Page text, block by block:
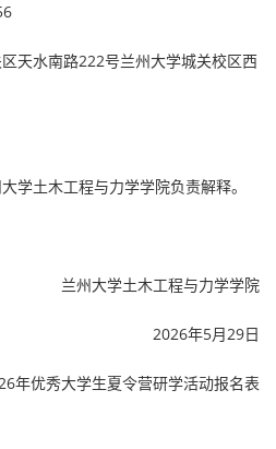
水南路222号兰州大学城关校区西
土木工程与力学学院负责解释。
土木工程与力学学院
年5月29日
年优秀大学生夏令营研学活动报名表